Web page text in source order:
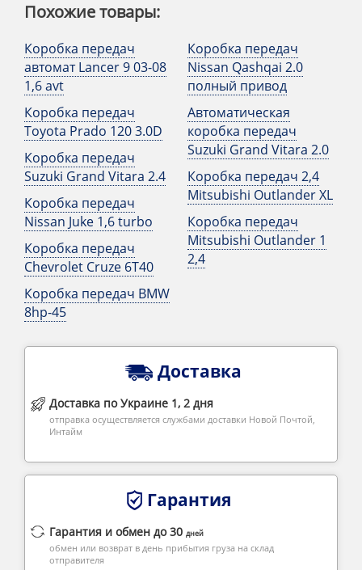
Похожие товары:
Коробка передач
автомат Lancer 9 03-08
1,6 avt
Коробка передач
Toyota Prado 120 3.0D
Коробка передач
Suzuki Grand Vitara 2.4
Коробка передач
Nissan Juke 1,6 turbo
Коробка передач
Chevrolet Cruze 6T40
Коробка передач BMW
8hp-45
Коробка передач
Nissan Qashqai 2.0
полный привод
Автоматическая
коробка передач
Suzuki Grand Vitara 2.0
Коробка передач 2,4
Mitsubishi Outlander XL
Коробка передач
Mitsubishi Outlander 1
2,4
Доставка
Доставка по Украине 1, 2 дня
отправка осуществляется службами доставки Новой Почтой,
Интайм
Гарантия
Гарантия и обмен до 30 дней
обмен или возврат в день прибытия груза на склад
отправителя